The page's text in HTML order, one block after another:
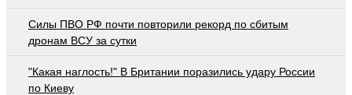
Cилы ПВО РФ почти повторили рекорд по сбитым
дронам ВСУ за сутки
"Какая наглость!" В Британии поразились удару России
по Киеву